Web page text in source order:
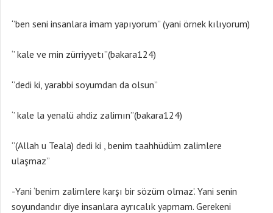
‘’ben seni insanlara imam yapıyorum’’ (yani örnek kılıyorum)
‘’ kale ve min zürriyyetı’’(bakara124)
‘’dedi ki, yarabbi soyumdan da olsun’’
‘’ kale la yenalü ahdiz zalimın’’(bakara124)
‘’(Allah u Teala) dedi ki , benim taahhüdüm zalimlere
ulaşmaz’’
-Yani ‘benim zalimlere karşı bir sözüm olmaz’. Yani senin
soyundandır diye insanlara ayrıcalık yapmam. Gerekeni